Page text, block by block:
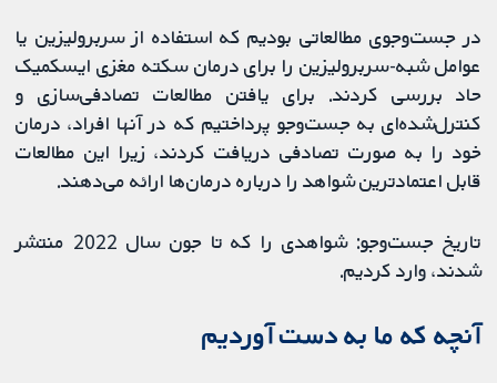
در جست‌وجوی مطالعاتی بودیم که استفاده از سربرولیزین یا
عوامل شبه-سربرولیزین را برای درمان سکته مغزی ایسکمیک
حاد بررسی کردند. برای یافتن مطالعات تصادفی‌سازی و
کنترل‌شده‌ای به جست‌وجو پرداختیم که در آنها افراد، درمان
خود را به صورت تصادفی‌ دریافت ‌کردند، زیرا این مطالعات
قابل اعتمادترین شواهد را درباره درمان‌ها ارائه می‌دهند.
تاریخ جست‌وجو: شواهدی را که تا جون سال 2022 منتشر
شدند، وارد کردیم.
آنچه که ما به دست آوردیم